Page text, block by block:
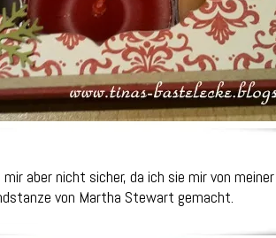
aber nicht sicher, da ich sie mir von
von Martha Stewart gemacht.